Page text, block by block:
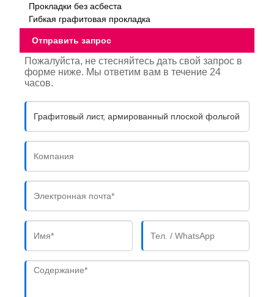
Прокладки без асбеста
Гибкая графитовая прокладка
Отправить запрос
Пожалуйста, не стесняйтесь дать свой запрос в
форме ниже. Мы ответим вам в течение 24
часов.